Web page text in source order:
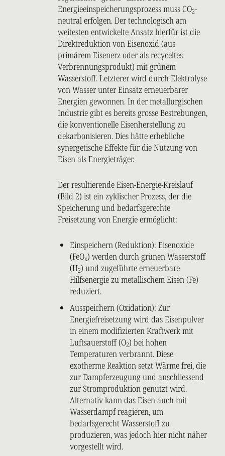
Energieeinspeicherungsprozess muss CO2-
neutral erfolgen. Der technologisch am
weitesten entwickelte Ansatz hierfür ist die
Direktreduktion von Eisenoxid (aus
primärem Eisenerz oder als recyceltes
Verbrennungsprodukt) mit grünem
Wasserstoff. Letzterer wird durch Elektrolyse
von Wasser unter Einsatz erneuerbarer
Energien gewonnen. In der metallurgischen
Industrie gibt es bereits grosse Bestrebungen,
die konventionelle Eisenherstellung zu
dekarbonisieren. Dies hätte erhebliche
synergetische Effekte für die Nutzung von
Eisen als Energieträger.
Der resultierende Eisen-Energie-Kreislauf
(Bild 2) ist ein zyklischer Prozess, der die
Speicherung und bedarfsgerechte
Freisetzung von Energie ermöglicht:
Einspeichern (Reduktion): Eisenoxide
(FeOx) werden durch grünen Wasserstoff
(H2) und zugeführte erneuerbare
Hilfsenergie zu metallischem Eisen (Fe)
reduziert.
Ausspeichern (Oxidation): Zur
Energiefreisetzung wird das Eisenpulver
in einem modifizierten Kraftwerk mit
Luftsauerstoff (O2) bei hohen
Temperaturen verbrannt. Diese
exotherme Reaktion setzt Wärme frei, die
zur Dampferzeugung und anschliessend
zur Stromproduktion genutzt wird.
Alternativ kann das Eisen auch mit
Wasserdampf reagieren, um
bedarfsgerecht Wasserstoff zu
produzieren, was jedoch hier nicht näher
vorgestellt wird.